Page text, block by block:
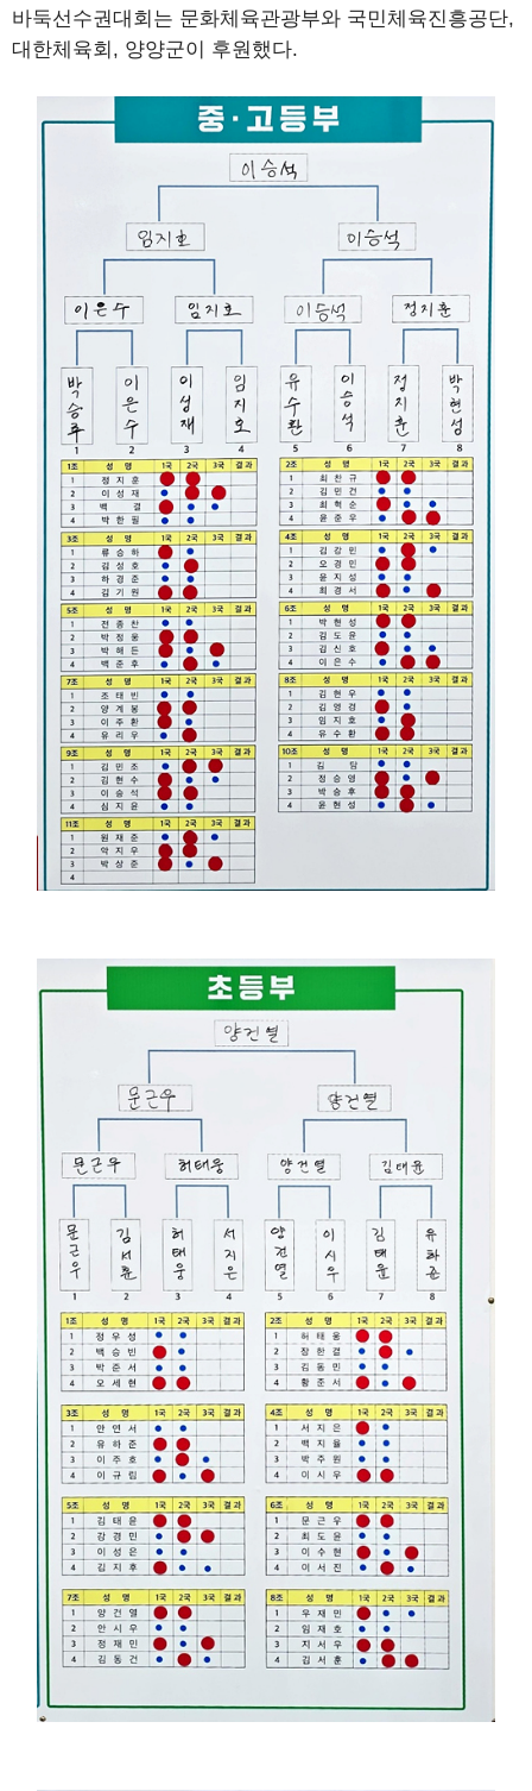
바둑선수권대회는 문화체육관광부와 국민체육진흥공단,
대한체육회, 양양군이 후원했다.